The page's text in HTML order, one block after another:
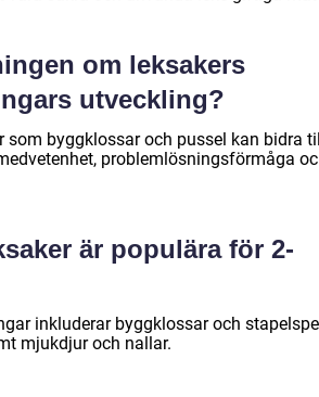
om leksakers
utveckling?
som byggklossar och pussel kan bidra
problemlösningsförmåga
är populära för 2-
inkluderar byggklossar och
mjukdjur och nallar.